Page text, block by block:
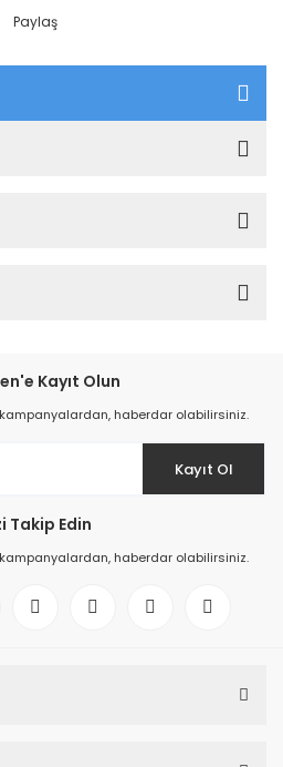
Paylaş
Kayıt Olun
haberdar olabilirsiniz.
Kayıt Ol
Takip Edin
haberdar olabilirsiniz.